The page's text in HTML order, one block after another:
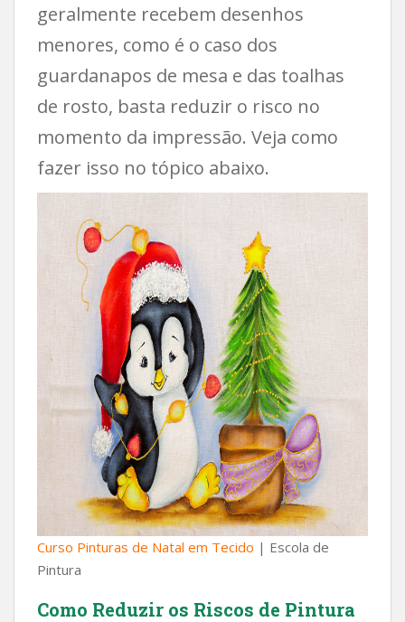
geralmente recebem desenhos
menores, como é o caso dos
guardanapos de mesa e das toalhas
de rosto, basta reduzir o risco no
momento da impressão. Veja como
fazer isso no tópico abaixo.
Curso Pinturas de Natal em Tecido | Escola de
Pintura
Como Reduzir os Riscos de Pintura